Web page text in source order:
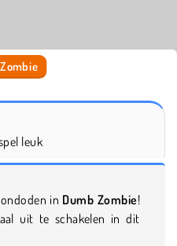
leuk
in Dumb Zombie!
uit te schakelen in dit